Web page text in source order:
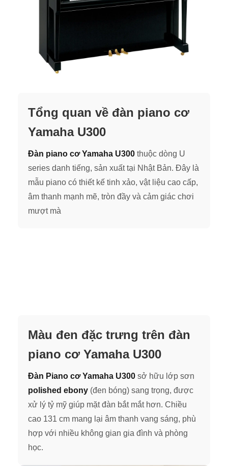
Tổng quan về đàn piano cơ
Yamaha U300
Đàn piano cơ Yamaha U300 thuộc dòng U
series danh tiếng, sản xuất tại Nhật Bản. Đây là
mẫu piano có thiết kế tinh xảo, vật liệu cao cấp,
âm thanh mạnh mẽ, tròn đầy và cảm giác chơi
mượt mà
Màu đen đặc trưng trên đàn
piano cơ Yamaha U300
Đàn Piano cơ Yamaha U300 sở hữu lớp sơn
polished ebony (đen bóng) sang trọng, được
xử lý tỷ mỹ giúp mặt đàn bắt mắt hơn. Chiều
cao 131 cm mang lại âm thanh vang sáng, phù
hợp với nhiều không gian gia đình và phòng
học.